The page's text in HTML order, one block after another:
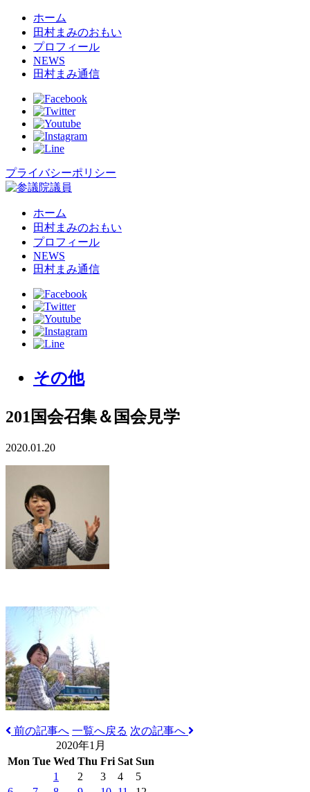
ホーム
田村まみのおもい
プロフィール
NEWS
田村まみ通信
プライバシーポリシー
ホーム
田村まみのおもい
プロフィール
NEWS
田村まみ通信
その他
201国会召集＆国会見学
2020.01.20
前の記事へ 一覧へ戻る 次の記事へ
2020年1月
Mon Tue Wed Thu Fri Sat Sun
1
2 3 4
5